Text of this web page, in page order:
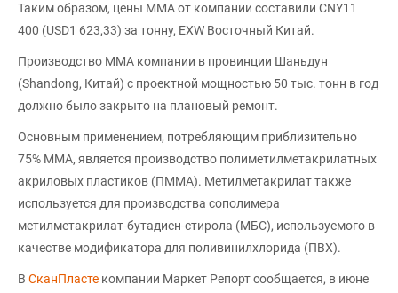
Таким образом, цены ММА от компании составили CNY11
400 (USD1 623,33) за тонну, EXW Восточный Китай.
Производство MMA компании в провинции Шаньдун
(Shandong, Китай) с проектной мощностью 50 тыс. тонн в год
должно было закрыто на плановый ремонт.
Основным применением, потребляющим приблизительно
75% ММА, является производство полиметилметакрилатных
акриловых пластиков (ПММА). Метилметакрилат также
используется для производства сополимера
метилметакрилат-бутадиен-стирола (МБС), используемого в
качестве модификатора для поливинилхлорида (ПВХ).
В СканПласте компании Маркет Репорт сообщается, в июне